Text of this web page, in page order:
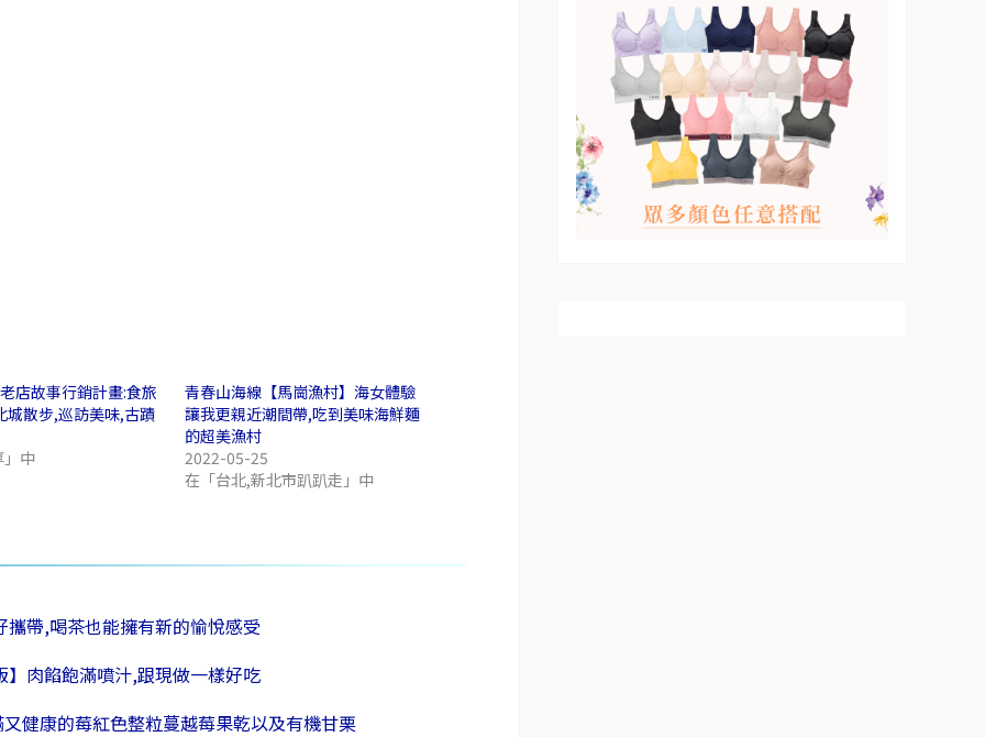
店故事行銷計畫:食旅
城散步,巡訪美味,古蹟
中
青春山海線【馬崗漁村】海女體驗
讓我更親近潮間帶,吃到美味海鮮麵
的超美漁村
2022-05-25
在「台北,新北市趴趴走」中
攜帶,喝茶也能擁有新的愉悅感受
肉餡飽滿噴汁,跟現做一樣好吃
健康的莓紅色整粒蔓越莓果乾以及有機甘栗